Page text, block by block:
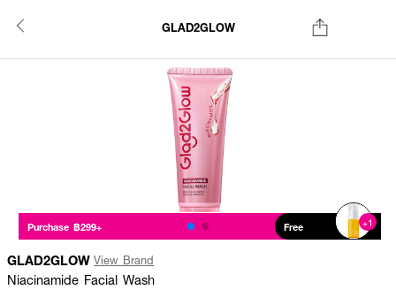
GLAD2GLOW
Purchase ฿299+ Free +1
GLAD2GLOW View Brand
Niacinamide Facial Wash